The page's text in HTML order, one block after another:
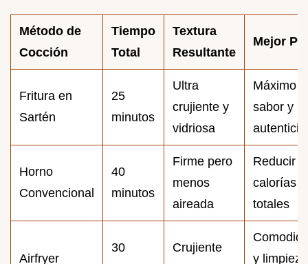
Método de
Cocción
Tiempo
Total
Textura
Resultante
Mejor
Fritura en
Sartén
25
minutos
Ultra
crujiente y
vidriosa
Máximo
sabor y
Horno
Convencional
40
minutos
Firme pero
menos
aireada
Reducir
calorías
totales
Airfryer
30
Crujiente
y limpieza